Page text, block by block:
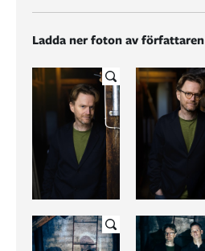
Ladda ner foton av författaren